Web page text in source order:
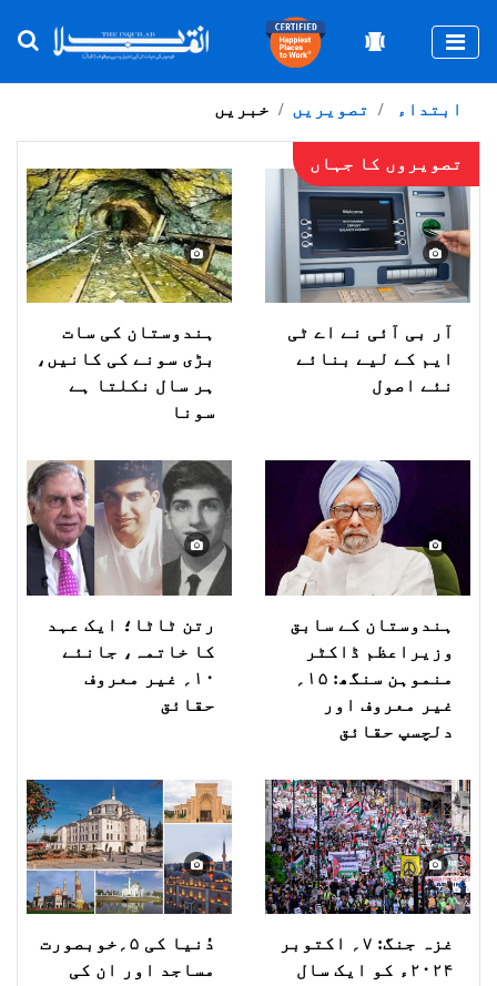
خبریں تصویریں ابتداء
تصویروں کا جہاں
آر بی آئی نے اے ٹی
ایم کے لیے بنائے
نئے اصول
ہندوستان کی سات
بڑی سونے کی کانیں،
ہر سال نکلتا ہے
سونا
ہندوستان کے سابق
وزیراعظم ڈاکٹر
منموہن سنگھ: ۱۵؍
غیر معروف اور
دلچسپ حقائق
رتن ٹاٹا؛ ایک عہد
کا خاتمہ، جانئے
۱۰؍ غیر معروف
حقائق
غزہ جنگ: ۷؍ اکتوبر
۲۰۲۴ء کو ایک سال
دُنیا کی ۵؍خوبصورت
مساجد اور ان کی